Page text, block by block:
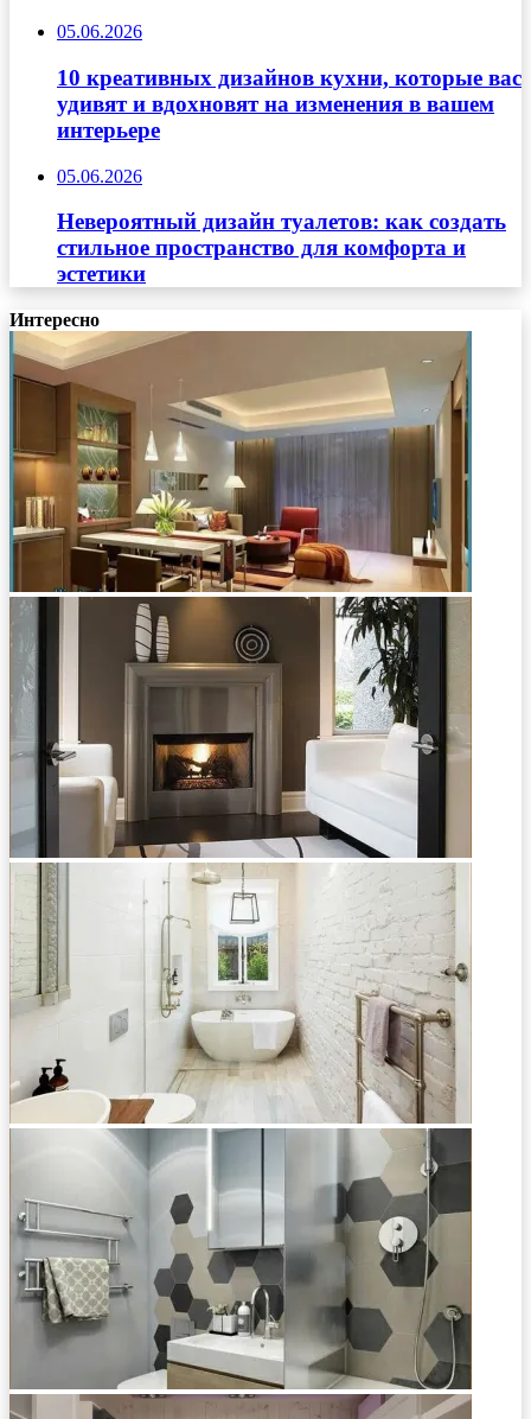
05.06.2026
10 креативных дизайнов кухни, которые вас
удивят и вдохновят на изменения в вашем
интерьере
05.06.2026
Невероятный дизайн туалетов: как создать
стильное пространство для комфорта и
эстетики
Интересно